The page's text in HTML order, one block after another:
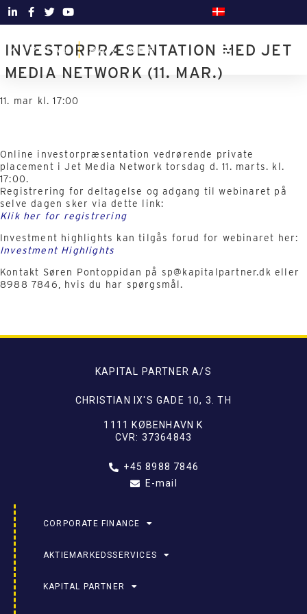
INVESTORPRÆSENTATION MED JET
MEDIA NETWORK (11. MAR.)
11. mar kl. 17:00
Online investorpræsentation vedrørende private
placement i Jet Media Network torsdag d. 11. marts. kl.
17:00.
Registrering for deltagelse og adgang til webinaret på
selve dagen sker via dette link:
Klik her for registrering
Investment highlights kan tilgås forud for webinaret her:
Investment Highlights
Kontakt Søren Pontoppidan på sp@kapitalpartner.dk eller
8988 7846, hvis du har spørgsmål.
KAPITAL PARTNER A/S
CHRISTIAN IX'S GADE 10, 3. TH
1111 KØBENHAVN K
CVR: 37364843
+45 8988 7846
E-mail
CORPORATE FINANCE
AKTIEMARKEDSSERVICES
KAPITAL PARTNER